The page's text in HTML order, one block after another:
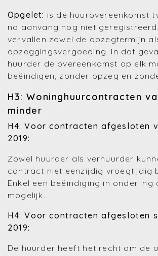
Opgelet: is de huurovereenkomst
na aanvang nog niet
vervallen zowel de opzegtermijn
opzeggingsvergoeding. In dat
huurder de overeenkomst op elk
beëindigen, zonder opzeg en
H3: Woninghuurcontracten
minder
H4: Voor contracten afgesloten
2019:
Zowel huurder als verhuurder
contract niet eenzijdig vroegtijdig
Enkel een beëindiging in onderling
mogelijk.
H4: Voor contracten afgesloten
2019:
De huurder heeft het recht om de